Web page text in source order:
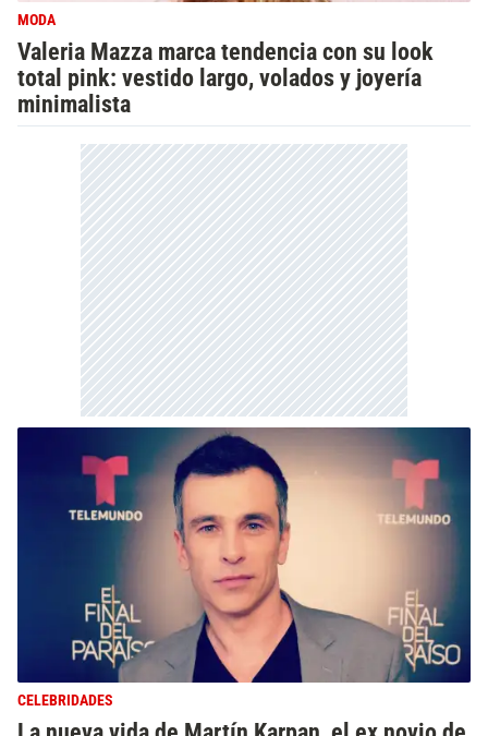
MODA
Valeria Mazza marca tendencia con su look
total pink: vestido largo, volados y joyería
minimalista
CELEBRIDADES